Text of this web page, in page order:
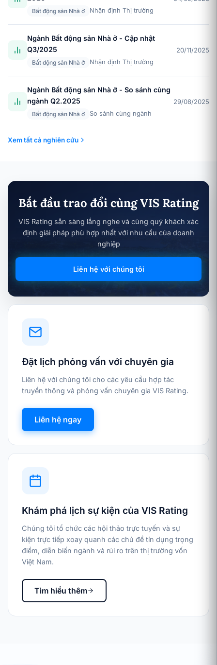
Bất động sản Nhà ở Nhận định Thị trường
Ngành Bất động sản Nhà ở - Cập nhật
Q3/2025
Bất động sản Nhà ở Nhận định Thị trường
20/11/2025
Ngành Bất động sản Nhà ở - So sánh cùng
ngành Q2.2025
Bất động sản Nhà ở So sánh cùng ngành
29/08/2025
Xem tất cả nghiên cứu
Bắt đầu trao đổi cùng VIS Rating
VIS Rating sẵn sàng lắng nghe và cùng quý khách xác
định giải pháp phù hợp nhất với nhu cầu của doanh
nghiệp
Liên hệ với chúng tôi
Đặt lịch phỏng vấn với chuyên gia
Liên hệ với chúng tôi cho các yêu cầu hợp tác
truyền thông và phỏng vấn chuyên gia VIS Rating.
Liên hệ ngay
Khám phá lịch sự kiện của VIS Rating
Chúng tôi tổ chức các hội thảo trực tuyến và sự
kiện trực tiếp xoay quanh các chủ đề tín dụng trọng
điểm, diễn biến ngành và rủi ro trên thị trường vốn
Việt Nam.
Tìm hiểu thêm